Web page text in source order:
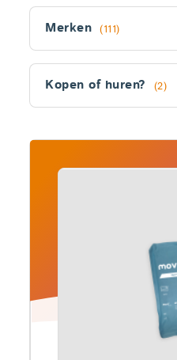
section
Filter
Merken (111)
Kopen of huren? (2)
Producten